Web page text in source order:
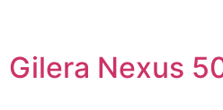
Gilera Nexus